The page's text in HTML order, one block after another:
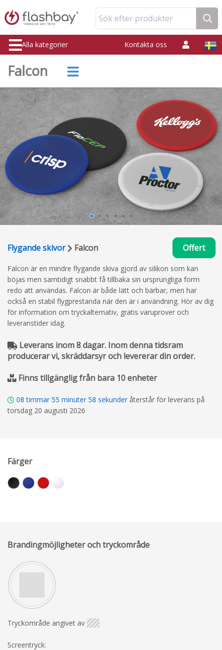
Sök efter produkter
Alla kategorier Kontakta oss
Falcon
Flygande skivor Falcon Offert
Falcon är en mindre flygande skiva gjord av silikon som kan
böjas men samtidigt snabbt få tillbaka sin ursprungliga form
redo att användas. Falcon är både lätt och bärbar, men har
också en stabil flygprestanda när den är i användning. Hör av dig
för information om tryckalternativ, gratis varuprover och
leveranstider idag.
Leverans inom 8 dagar. Inom denna tidsram
producerar vi, skräddarsyr och levererar din order.
Finns tillgänglig från bara 10 enheter
08 timmar 55 minuter 58 sekunder återstår för leverans på
torsdag 20 augusti 2026
Färger
Brandingmöjligheter och tryckområde
Tryckområde angivet av
Screentryck: